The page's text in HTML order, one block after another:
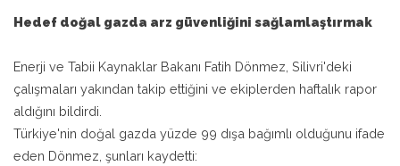
Hedef doğal gazda arz güvenliğini sağlamlaştırmak
Enerji ve Tabii Kaynaklar Bakanı Fatih Dönmez, Silivri'deki
çalışmaları yakından takip ettiğini ve ekiplerden haftalık rapor
aldığını bildirdi.
Türkiye'nin doğal gazda yüzde 99 dışa bağımlı olduğunu ifade
eden Dönmez, şunları kaydetti: